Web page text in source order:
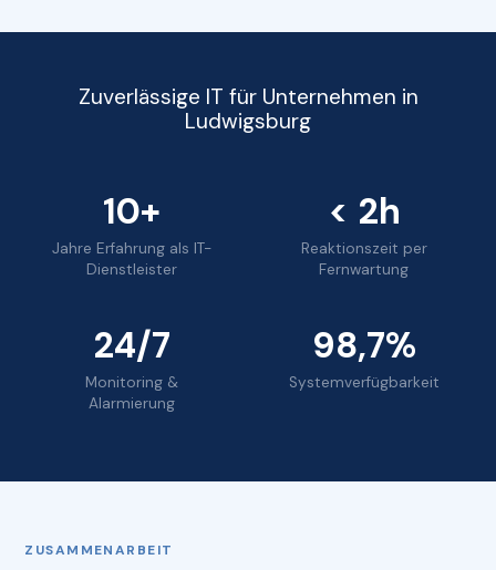
Zuverlässige IT für Unternehmen in
Ludwigsburg
10+
Jahre Erfahrung als IT-
Dienstleister
< 2h
Reaktionszeit per
Fernwartung
24/7
Monitoring &
Alarmierung
98,7%
Systemverfügbarkeit
ZUSAMMENARBEIT